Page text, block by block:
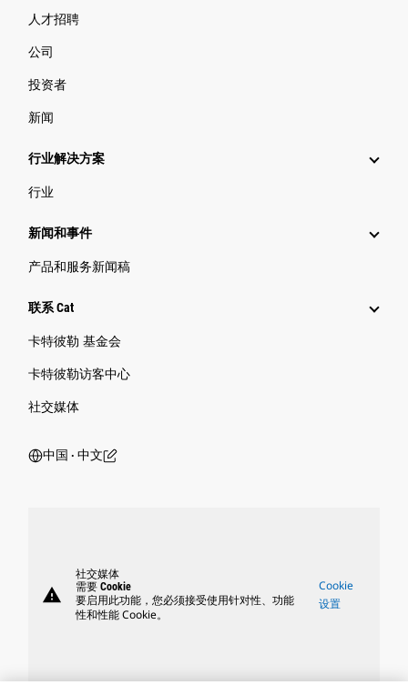
人才招聘
公司
投资者
新闻
行业解决方案
行业
新闻和事件
产品和服务新闻稿
联系 Cat
卡特彼勒 基金会
卡特彼勒访客中心
社交媒体
中国 ‧ 中文
warning
社交媒体
需要 Cookie
要启用此功能，您必须接受使用针对性、功能
性和性能 Cookie。
Cookie
设置